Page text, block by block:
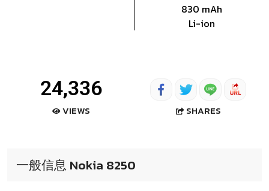
830 mAh
Li-ion
24,336
VIEWS SHARES
一般信息 Nokia 8250